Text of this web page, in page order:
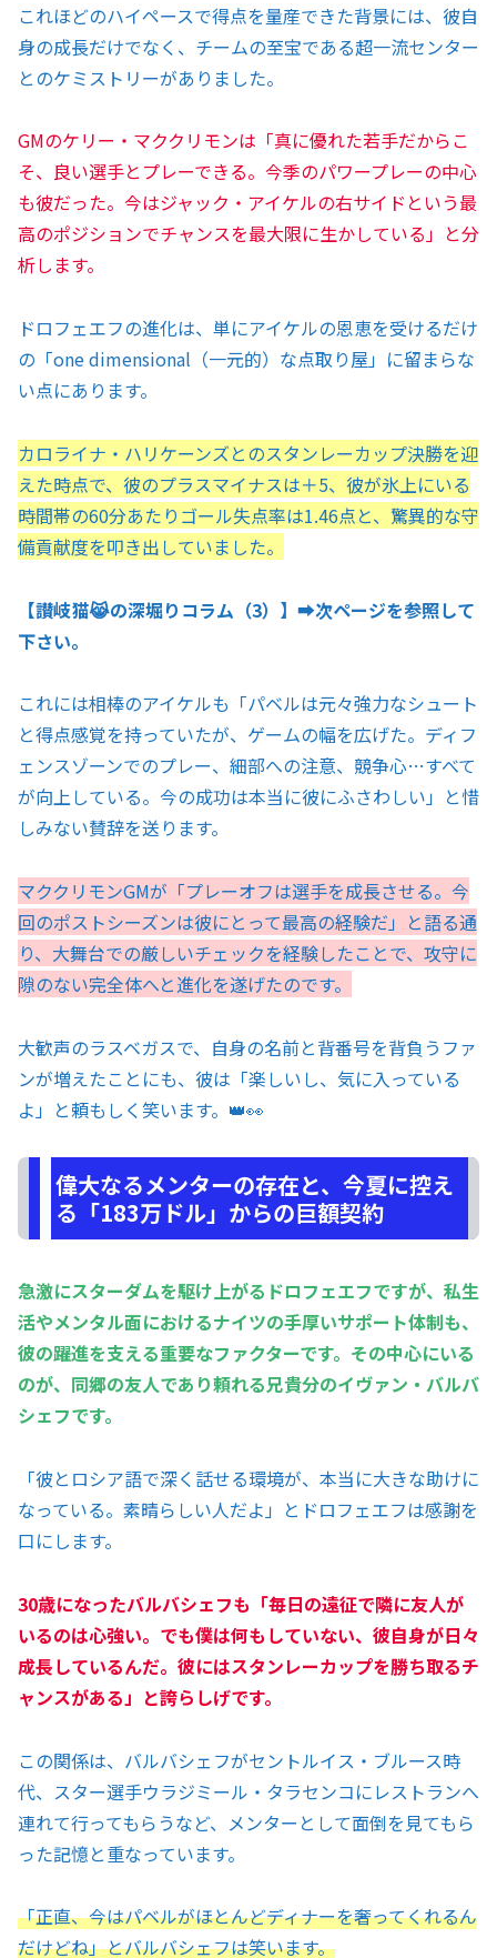
これほどのハイペースで得点を量産できた背景には、彼自
身の成長だけでなく、チームの至宝である超一流センター
とのケミストリーがありました。
GMのケリー・マククリモンは「真に優れた若手だからこ
そ、良い選手とプレーできる。今季のパワープレーの中心
も彼だった。今はジャック・アイケルの右サイドという最
高のポジションでチャンスを最大限に生かしている」と分
析します。
ドロフェエフの進化は、単にアイケルの恩恵を受けるだけ
の「one dimensional（一元的）な点取り屋」に留まらな
い点にあります。
カロライナ・ハリケーンズとのスタンレーカップ決勝を迎
えた時点で、彼のプラスマイナスは＋5、彼が氷上にいる
時間帯の60分あたりゴール失点率は1.46点と、驚異的な守
備貢献度を叩き出していました。
【讃岐猫😹の深堀りコラム（3）】➡️次ページを参照して
下さい。
これには相棒のアイケルも「パベルは元々強力なシュート
と得点感覚を持っていたが、ゲームの幅を広げた。ディフ
ェンスゾーンでのプレー、細部への注意、競争心…すべて
が向上している。今の成功は本当に彼にふさわしい」と惜
しみない賛辞を送ります。
マククリモンGMが「プレーオフは選手を成長させる。今
回のポストシーズンは彼にとって最高の経験だ」と語る通
り、大舞台での厳しいチェックを経験したことで、攻守に
隙のない完全体へと進化を遂げたのです。
大歓声のラスベガスで、自身の名前と背番号を背負うファ
ンが増えたことにも、彼は「楽しいし、気に入っている
よ」と頼もしく笑います。👑👀
偉大なるメンターの存在と、今夏に控え
る「183万ドル」からの巨額契約
急激にスターダムを駆け上がるドロフェエフですが、私生
活やメンタル面におけるナイツの手厚いサポート体制も、
彼の躍進を支える重要なファクターです。その中心にいる
のが、同郷の友人であり頼れる兄貴分のイヴァン・バルバ
シェフです。
「彼とロシア語で深く話せる環境が、本当に大きな助けに
なっている。素晴らしい人だよ」とドロフェエフは感謝を
口にします。
30歳になったバルバシェフも「毎日の遠征で隣に友人が
いるのは心強い。でも僕は何もしていない、彼自身が日々
成長しているんだ。彼にはスタンレーカップを勝ち取るチ
ャンスがある」と誇らしげです。
この関係は、バルバシェフがセントルイス・ブルース時
代、スター選手ウラジミール・タラセンコにレストランへ
連れて行ってもらうなど、メンターとして面倒を見てもら
った記憶と重なっています。
「正直、今はパベルがほとんどディナーを奢ってくれるん
だけどね」とバルバシェフは笑います。